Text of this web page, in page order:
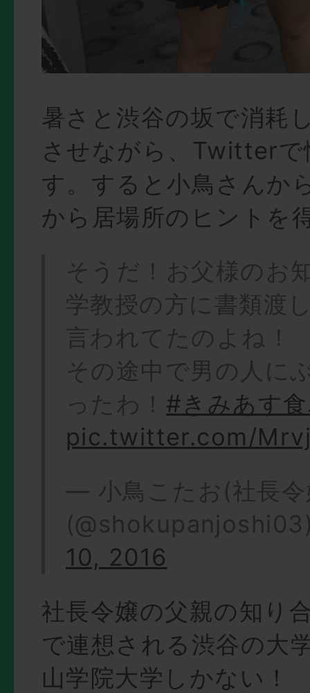
暑さと渋谷の坂で消耗
させながら、Twitterで
す。すると小鳥さんか
から居場所のヒントを
そうだ！お父様のお
学教授の方に書類渡
言われてたのよね！
その途中で男の人に
ったわ！ #きみあす
pic.twitter.com/
— 小鳥こたお(社長
10, 2016
社長令嬢の父親の知り
で連想される渋谷の大
山学院大学しかない